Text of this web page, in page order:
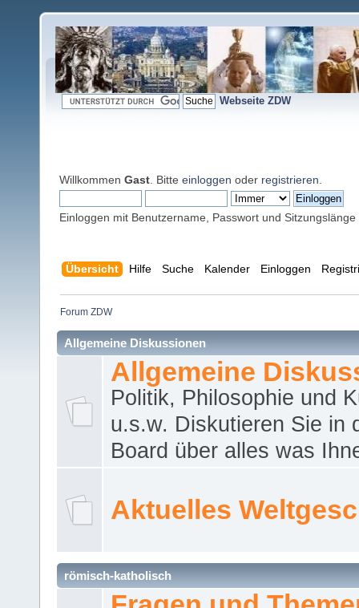
Webseite ZDW
Willkommen Gast . Bitte einloggen oder registrieren
Einloggen mit Benutzername, Passwort und Sitzungslänge
Übersicht Hilfe Suche Kalender Einloggen
Forum ZDW
Allgemeine Diskussionen
Allgemeine
Politik, Philosophie und
u.s.w. Diskutieren Sie in
Board über alles was
Aktuelles
römisch-katholisch